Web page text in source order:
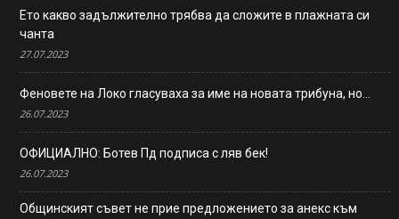
Ето какво задължително трябва да сложите в плажната си
чанта
27.07.2023
Феновете на Локо гласуваха за име на новата трибуна, но…
26.07.2023
ОФИЦИАЛНО: Ботев Пд подписа с ляв бек!
26.07.2023
Общинският съвет не прие предложението за анекс към